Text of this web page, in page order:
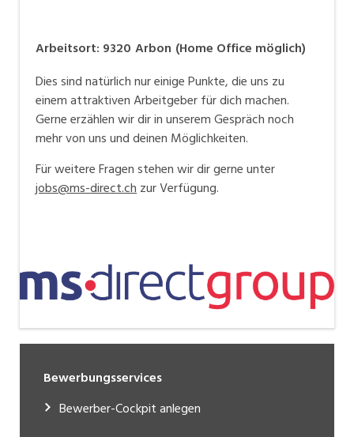
Arbeitsort: 9320 Arbon (Home Office möglich)
Dies sind natürlich nur einige Punkte, die uns zu
einem attraktiven Arbeitgeber für dich machen.
Gerne erzählen wir dir in unserem Gespräch noch
mehr von uns und deinen Möglichkeiten.
Für weitere Fragen stehen wir dir gerne unter
jobs@ms-direct.chzur Verfügung.
Bewerbungsservices
Bewerber-Cockpit anlegen